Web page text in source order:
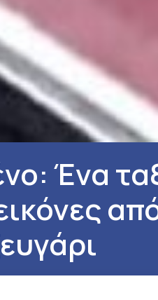
Ένα